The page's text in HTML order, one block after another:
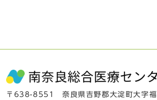
〒638-8551 奈良県吉野郡大淀町大字福